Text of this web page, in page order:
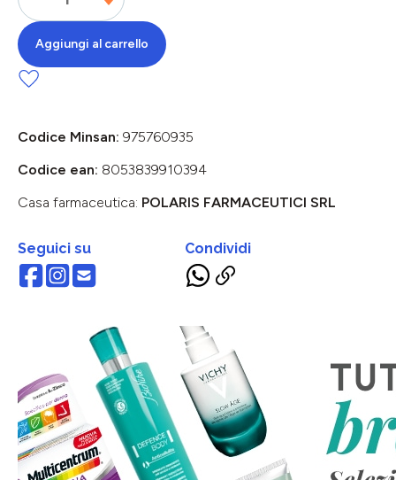
Aggiungi al carrello
Codice Minsan: 975760935
Codice ean: 8053839910394
Casa farmaceutica: POLARIS FARMACEUTICI SRL
Seguici su Condividi